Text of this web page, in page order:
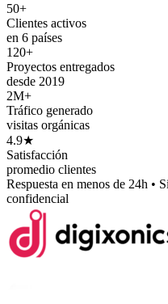
50+
Clientes activos
en 6 países
120+
Proyectos entregados
desde 2019
2M+
Tráfico generado
visitas orgánicas
4.9★
Satisfacción
promedio clientes
Respuesta en menos de 24h •
confidencial